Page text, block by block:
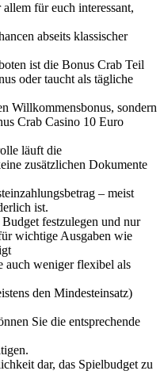
für euch interessant,
abseits klassischer
ist die Bonus Crab Teil
oder taucht als tägliche
Willkommensbonus, sondern
Crab Casino 10 Euro
läuft die
zusätzlichen Dokumente
– meist
ist.
festzulegen und nur
wichtige Ausgaben wie
auch weniger flexibel als
den Mindesteinsatz)
Sie die entsprechende
dar, das Spielbudget zu